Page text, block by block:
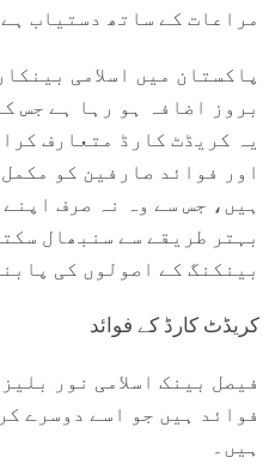
مراعات کے ساتھ دستیاب
پاکستان میں اسلامی
بروز اضافہ ہو رہا ہے جس
یہ کریڈٹ کارڈ متعارف
اور فوائد صارفین کو
ہیں، جس سے وہ نہ صرف
بہتر طریقے سے سنبھال
بینکنگ کے اصولوں کی
کریڈٹ کارڈ کے فوائد
فیصل بینک اسلامی نور
فوائد ہیں جو اسے دوسرے
ہیں۔